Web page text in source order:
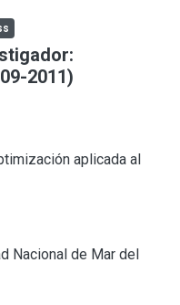
2011)
aplicada al
Nacional de Mar del